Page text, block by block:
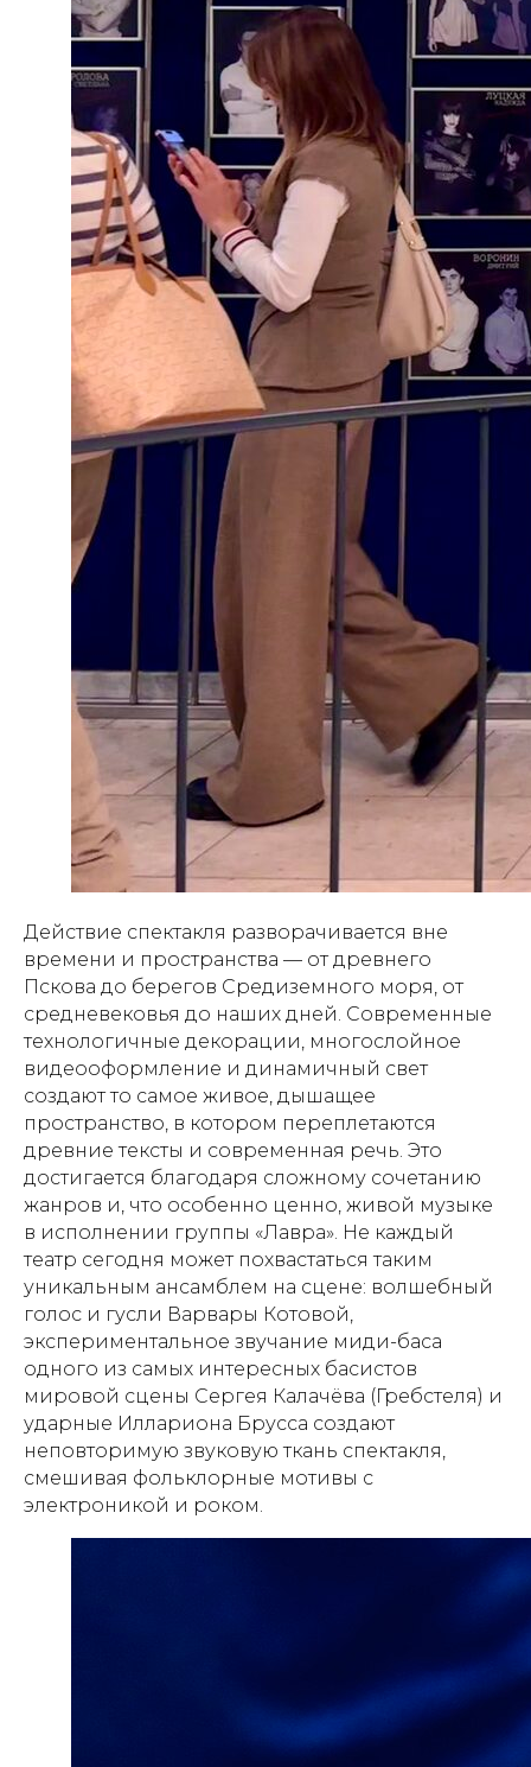
Действие спектакля разворачивается вне
времени и пространства — от древнего
Пскова до берегов Средиземного моря, от
средневековья до наших дней. Современные
технологичные декорации, многослойное
видеооформление и динамичный свет
создают то самое живое, дышащее
пространство, в котором переплетаются
древние тексты и современная речь. Это
достигается благодаря сложному сочетанию
жанров и, что особенно ценно, живой музыке
в исполнении группы «Лавра». Не каждый
театр сегодня может похвастаться таким
уникальным ансамблем на сцене: волшебный
голос и гусли Варвары Котовой,
экспериментальное звучание миди-баса
одного из самых интересных басистов
мировой сцены Сергея Калачёва (Гребстеля) и
ударные Иллариона Брусса создают
неповторимую звуковую ткань спектакля,
смешивая фольклорные мотивы с
электроникой и роком.